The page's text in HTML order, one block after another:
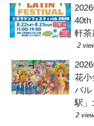
40th
軒茶
2
花小
バル
駅」
2